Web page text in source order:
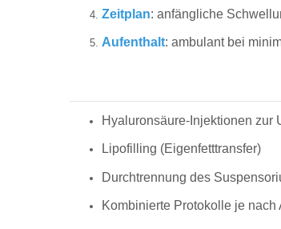
Zeitplan: anfängliche
Aufenthalt: ambulant bei
Hyaluronsäure-Injektionen zur
Lipofilling (Eigenfetttransfer)
Durchtrennung des
Kombinierte Protokolle je nach